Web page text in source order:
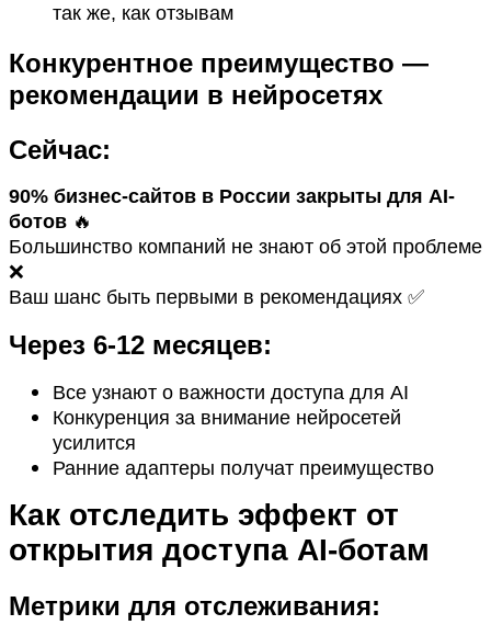
так же, как отзывам
Конкурентное преимущество —
рекомендации в нейросетях
Сейчас:
90% бизнес-сайтов в России закрыты для AI-
ботов 🔥
Большинство компаний не знают об этой проблеме
❌
Ваш шанс быть первыми в рекомендациях ✅
Через 6-12 месяцев:
Все узнают о важности доступа для AI
Конкуренция за внимание нейросетей
усилится
Ранние адаптеры получат преимущество
Как отследить эффект от
открытия доступа AI-ботам
Метрики для отслеживания: